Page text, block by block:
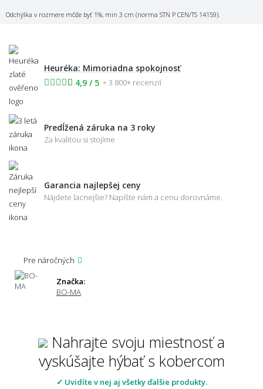
Odchýlka v rozmere môže byť 1%, min 3 cm (norma STN P CEN/TS 14159).
Heuréka: Mimoriadna spokojnosť
4,9 / 5
3 800+ recenzií
Predĺžená záruka na 3 roky
Za kvalitou si stojíme
Garancia najlepšej ceny
Nájdete lacnejšie? Napíšte nám a cenu dorovnáme.
Pre náročných
Značka:
BO-MA
Nahrajte svoju miestnosť a
vyskúšajte hýbať s kobercom
✓ Uvidíte v nej aj všetky ďalšie produkty.